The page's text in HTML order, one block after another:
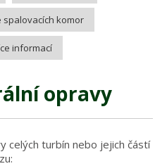
spalovacích komor
informací
opravy
celých turbín nebo jejich částí